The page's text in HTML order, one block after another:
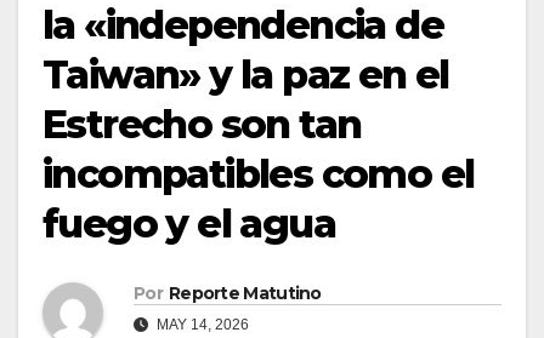
la «independencia de
Taiwan» y la paz en el
Estrecho son tan
incompatibles como el
fuego y el agua
Por Reporte Matutino
MAY 14, 2026